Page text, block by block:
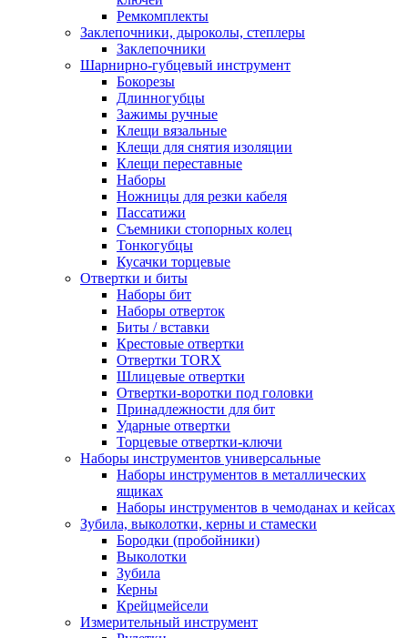
Ремкомплекты
Заклепочники, дыроколы, степлеры
Заклепочники
Шарнирно-губцевый инструмент
Бокорезы
Длинногубцы
Зажимы ручные
Клещи вязальные
Клещи для снятия изоляции
Клещи переставные
Наборы
Ножницы для резки кабеля
Пассатижи
Съемники стопорных колец
Тонкогубцы
Кусачки торцевые
Отвертки и биты
Наборы бит
Наборы отверток
Биты / вставки
Крестовые отвертки
Отвертки TORX
Шлицевые отвертки
Отвертки-воротки под головки
Принадлежности для бит
Ударные отвертки
Торцевые отвертки-ключи
Наборы инструментов универсальные
Наборы инструментов в металлических
ящиках
Наборы инструментов в чемоданах и кейсах
Зубила, выколотки, керны и стамески
Бородки (пробойники)
Выколотки
Зубила
Керны
Крейцмейсели
Измерительный инструмент